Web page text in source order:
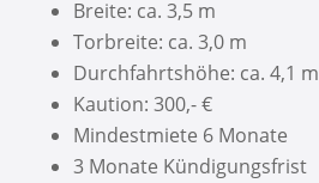
Breite: ca. 3,5 m
Torbreite: ca. 3,0 m
Durchfahrtshöhe: ca. 4,1 m
Kaution: 300,- €
Mindestmiete 6 Monate
3 Monate Kündigungsfrist